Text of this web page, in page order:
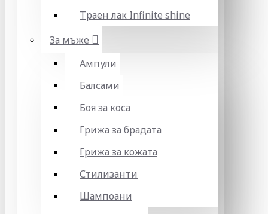
Траен лак Infinite shine
За мъже
Ампули
Балсами
Боя за коса
Грижа за брадата
Грижа за кожата
Стилизанти
Шампоани